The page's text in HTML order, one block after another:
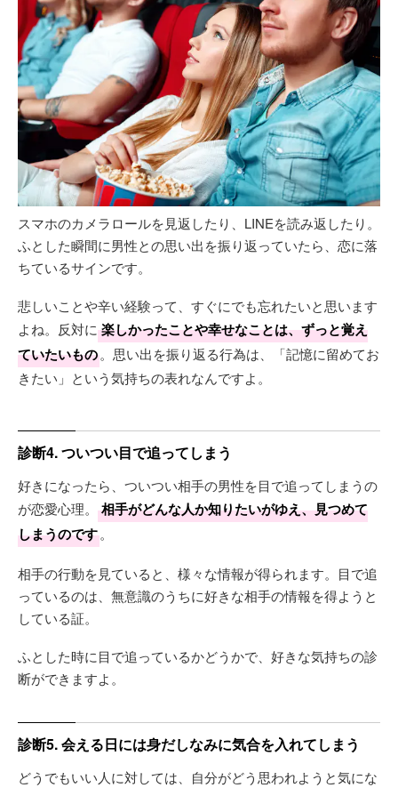
スマホのカメラロールを見返したり、LINEを読み返したり。
ふとした瞬間に男性との思い出を振り返っていたら、恋に落
ちているサインです。
悲しいことや辛い経験って、すぐにでも忘れたいと思います
よね。反対に 楽しかったことや幸せなことは、ずっと覚え
ていたいもの。思い出を振り返る行為は、「記憶に留めてお
きたい」という気持ちの表れなんですよ。
診断4. ついつい目で追ってしまう
好きになったら、ついつい相手の男性を目で追ってしまうの
が恋愛心理。
相手がどんな人か知りたいがゆえ、見つめて
しまうのです。
相手の行動を見ていると、様々な情報が得られます。目で追
っているのは、無意識のうちに好きな相手の情報を得ようと
している証。
ふとした時に目で追っているかどうかで、好きな気持ちの診
断ができますよ。
診断5. 会える日には身だしなみに気合を入れてしまう
どうでもいい人に対しては、自分がどう思われようと気にな